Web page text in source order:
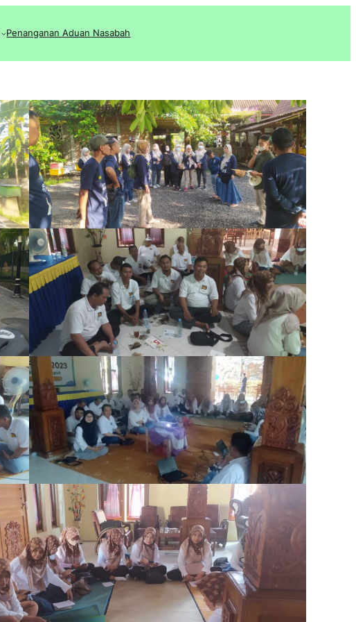
Penanganan Aduan Nasabah